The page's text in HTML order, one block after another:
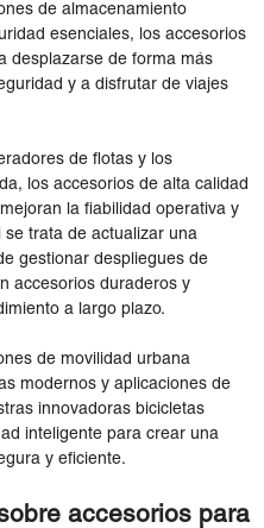
de almacenamiento
esenciales, los accesorios
desplazarse de forma más
y a disfrutar de viajes
de flotas y los
los accesorios de alta calidad
la fiabilidad operativa y
se trata de actualizar una
gestionar despliegues de
accesorios duraderos y
a largo plazo.
de movilidad urbana
modernos y aplicaciones de
innovadoras bicicletas
inteligente para crear una
y eficiente.
accesorios para